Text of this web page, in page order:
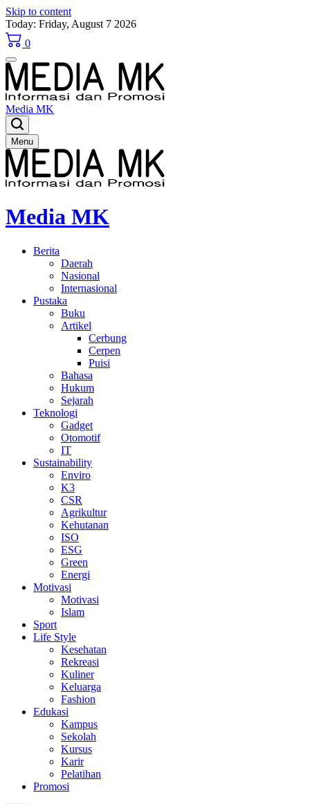
Skip to content
Today: Friday, August 7 2026
0
Media MK
Menu
Media MK
Berita
Daerah
Nasional
Internasional
Pustaka
Buku
Artikel
Cerbung
Cerpen
Puisi
Bahasa
Hukum
Sejarah
Teknologi
Gadget
Otomotif
IT
Sustainability
Enviro
K3
CSR
Agrikultur
Kehutanan
ISO
ESG
Green
Energi
Motivasi
Motivasi
Islam
Sport
Life Style
Kesehatan
Rekreasi
Kuliner
Keluarga
Fashion
Edukasi
Kampus
Sekolah
Kursus
Karir
Pelatihan
Promosi